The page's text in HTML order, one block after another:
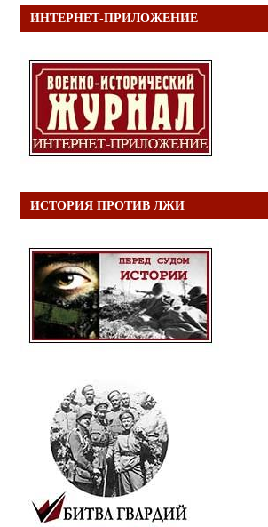
ИНТЕРНЕТ-ПРИЛОЖЕНИЕ
ИСТОРИЯ ПРОТИВ ЛЖИ